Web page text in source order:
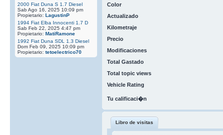
2000 Fiat Duna S 1.7 Diesel
Sab Ago 16, 2025 10:09 pm
Propietario: LagustinP
1994 Fiat Elba Innocenti 1.7 D
Sab Feb 22, 2025 4:47 pm
Propietario: MatiRamone
1992 Fiat Duna SDL 1.3 Diesel
Dom Feb 09, 2025 10:09 pm
Propietario: tetoelectrico70
Color
Actualizado
Kilometraje
Precio
Modificaciones
Total Gastado
Total topic views
Vehicle Rating
Tu calificaci�n
Libro de visitas